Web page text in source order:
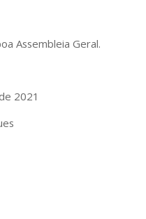
Assembleia Geral.
2021